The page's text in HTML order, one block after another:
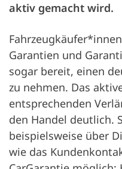
aktiv gemacht wird.
Garantien und
sogar bereit, einen
zu nehmen. Das
entsprechenden
den Handel deutlich.
beispielsweise über
wie das